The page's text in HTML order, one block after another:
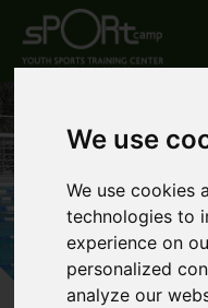
We use
We use cookies
technologies to
experience on
personalized
analyze our